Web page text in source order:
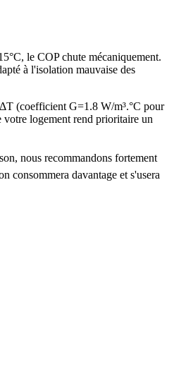
le COP chute mécaniquement.
à l'isolation mauvaise des
(coefficient G=1.8 W/m³.°C pour
logement rend prioritaire un
nous recommandons fortement
consommera davantage et s'usera